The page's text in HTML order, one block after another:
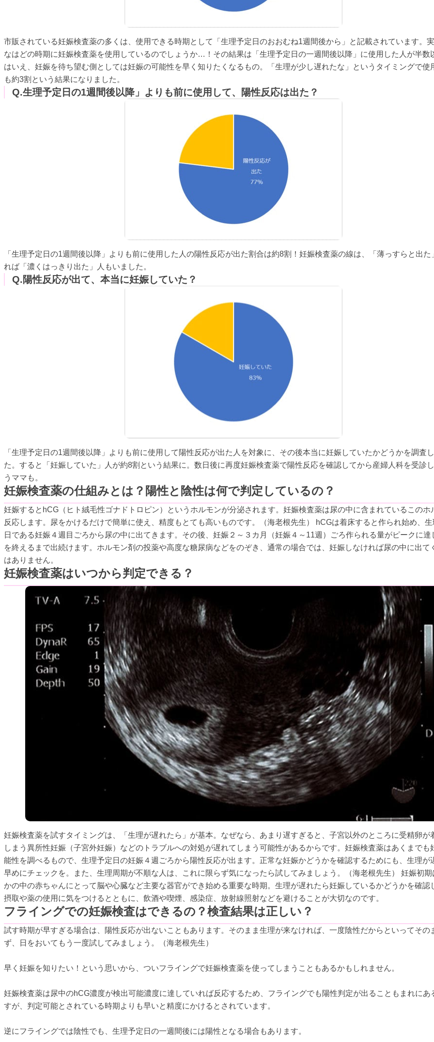
市販されている妊娠検査薬の多くは、使用できる時期として「生理予定日のおおむね1週間後から」と記載されています。
なはどの時期に妊娠検査薬を使用しているのでしょうか…！その結果は「生理予定日の一週間後以降」に使用した人が半数
はいえ、妊娠を待ち望む側としては妊娠の可能性を早く知りたくなるもの。「生理が少し遅れたな」というタイミングで使
も約3割という結果になりました。
Q.生理予定日の1週間後以降」よりも前に使用して、陽性反応は出た？
「生理予定日の1週間後以降」よりも前に使用した人の陽性反応が出た割合は約8割！妊娠検査薬の線は、「薄っすらと出た
れば「濃くはっきり出た」人もいました。
Q.陽性反応が出て、本当に妊娠していた？
「生理予定日の1週間後以降」よりも前に使用して陽性反応が出た人を対象に、その後本当に妊娠していたかどうかを調査
た。すると「妊娠していた」人が約8割という結果に。数日後に再度妊娠検査薬で陽性反応を確認してから産婦人科を受診
うママも。
妊娠検査薬の仕組みとは？陽性と陰性は何で判定しているの？
妊娠するとhCG（ヒト絨毛性ゴナドトロピン）というホルモンが分泌されます。妊娠検査薬は尿の中に含まれているこのホ
反応します。尿をかけるだけで簡単に使え、精度もとても高いものです。（海老根先生） hCGは着床すると作られ始め、
日である妊娠４週目ごろから尿の中に出てきます。その後、妊娠２～３カ月（妊娠４～11週）ごろ作られる量がピークに達
を終えるまで出続けます。ホルモン剤の投薬や高度な糖尿病などをのぞき、通常の場合では、妊娠しなければ尿の中に出て
はありません。
妊娠検査薬はいつから判定できる？
妊娠検査薬を試すタイミングは、「生理が遅れたら」が基本。なぜなら、あまり遅すぎると、子宮以外のところに受精卵が
しまう異所性妊娠（子宮外妊娠）などのトラブルへの対処が遅れてしまう可能性があるからです。妊娠検査薬はあくまでも
能性を調べるもので、生理予定日の妊娠４週ごろから陽性反応が出ます。正常な妊娠かどうかを確認するためにも、生理が
早めにチェックを。また、生理周期が不順な人は、これに限らず気になったら試してみましょう。（海老根先生） 妊娠初
かの中の赤ちゃんにとって脳や心臓など主要な器官ができ始める重要な時期。生理が遅れたら妊娠しているかどうかを確認
摂取や薬の使用に気をつけるとともに、飲酒や喫煙、感染症、放射線照射などを避けることが大切なのです。
フライングでの妊娠検査はできるの？検査結果は正しい？
試す時期が早すぎる場合は、陽性反応が出ないこともあります。そのまま生理が来なければ、一度陰性だからといってその
ず、日をおいてもう一度試してみましょう。（海老根先生）
早く妊娠を知りたい！という思いから、ついフライングで妊娠検査薬を使ってしまうこともあるかもしれません。
妊娠検査薬は尿中のhCG濃度が検出可能濃度に達していれば反応するため、フライングでも陽性判定が出ることもまれにあ
すが、判定可能とされている時期よりも早いと精度にかけるとされています。
逆にフライングでは陰性でも、生理予定日の一週間後には陽性となる場合もあります。